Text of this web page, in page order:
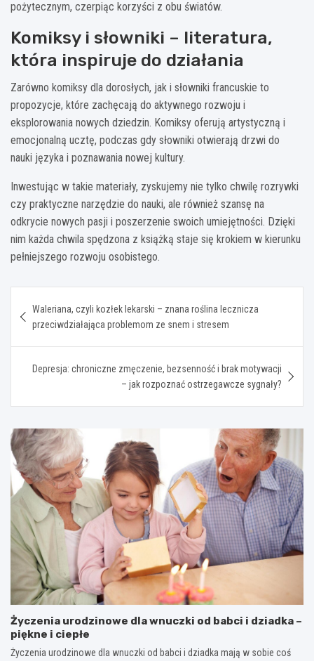
pożytecznym, czerpiąc korzyści z obu światów.
Komiksy i słowniki – literatura,
która inspiruje do działania
Zarówno komiksy dla dorosłych, jak i słowniki francuskie to
propozycje, które zachęcają do aktywnego rozwoju i
eksplorowania nowych dziedzin. Komiksy oferują artystyczną i
emocjonalną ucztę, podczas gdy słowniki otwierają drzwi do
nauki języka i poznawania nowej kultury.
Inwestując w takie materiały, zyskujemy nie tylko chwilę rozrywki
czy praktyczne narzędzie do nauki, ale również szansę na
odkrycie nowych pasji i poszerzenie swoich umiejętności. Dzięki
nim każda chwila spędzona z książką staje się krokiem w kierunku
pełniejszego rozwoju osobistego.
wpisu
Waleriana, czyli kozłek lekarski – znana roślina lecznicza
przeciwdziałająca problemom ze snem i stresem
Depresja: chroniczne zmęczenie, bezsenność i brak motywacji
– jak rozpoznać ostrzegawcze sygnały?
Życzenia urodzinowe dla wnuczki od babci i dziadka –
piękne i ciepłe
Życzenia urodzinowe dla wnuczki od babci i dziadka mają w sobie coś